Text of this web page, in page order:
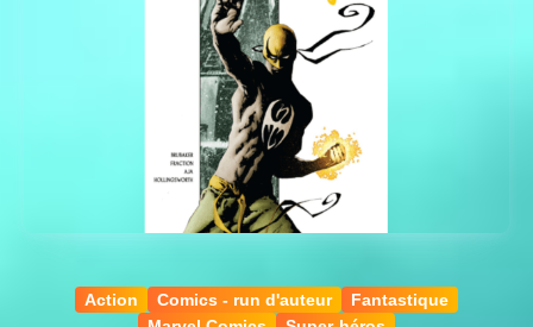
Action Comics - run d'auteur
Fantastique